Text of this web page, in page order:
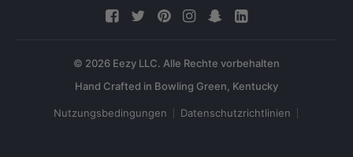
© 2026 Eezy LLC. Alle Rechte vorbehalten
Nutzungsbedingungen Datenschutzrichtlinien